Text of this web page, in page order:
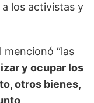
los activistas y
mencionó “las
y ocupar los
otros bienes,